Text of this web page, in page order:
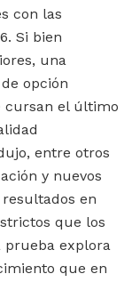
con las
Si bien
una
opción
cursan el último
entre otros
y nuevos
en
que los
prueba explora
que en